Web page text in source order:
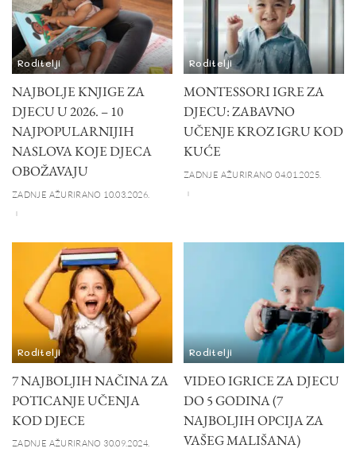
Roditelji
NAJBOLJE KNJIGE ZA
DJECU U 2026. – 10
NAJPOPULARNIJIH
NASLOVA KOJE DJECA
OBOŽAVAJU
ZADNJE AŽURIRANO 10.03.2026.
Roditelji
MONTESSORI IGRE ZA
DJECU: ZABAVNO
UČENJE KROZ IGRU KOD
KUĆE
ZADNJE AŽURIRANO 04.01.2025.
Roditelji
7 NAJBOLJIH NAČINA ZA
POTICANJE UČENJA
KOD DJECE
ZADNJE AŽURIRANO 30.09.2024.
Roditelji
VIDEO IGRICE ZA DJECU
DO 5 GODINA (7
NAJBOLJIH OPCIJA ZA
VAŠEG MALIŠANA)